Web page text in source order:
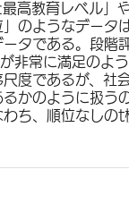
高教育レベル」
」のようなデータ
ータである。段階
非常に満足のよ
尺度であるが、社
るかのように扱う
ち、順位なしのt